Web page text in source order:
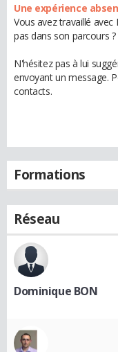
Une expérience
Vous avez travaillé
pas dans son parcours ?
N'hésitez pas à lui
envoyant un message.
contacts.
Formations
Réseau
Dominique BON